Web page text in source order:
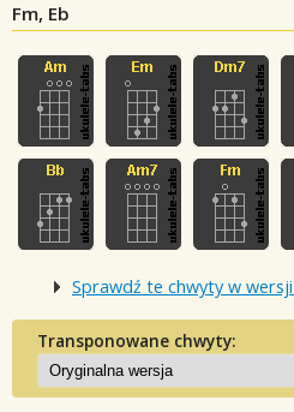
Fm, Eb
Sprawdź te chwyty w
Transponowane chwyty: